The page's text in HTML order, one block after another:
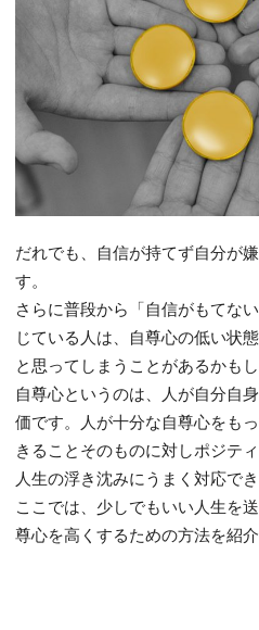
だれでも、自信が持てず自分が
す。
さらに普段から「自信がもてな
じている人は、自尊心の低い状
と思ってしまうことがあるかもし
自尊心というのは、人が自分自
価です。人が十分な自尊心をも
きることそのものに対しポジテ
人生の浮き沈みにうまく対応でき
ここでは、少しでもいい人生を
尊心を高くするための方法を紹介